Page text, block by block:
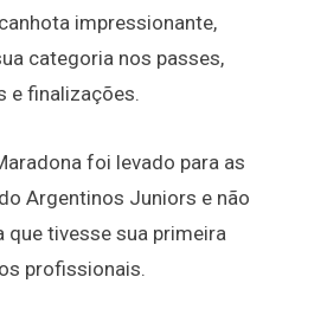
impressionante,
categoria nos passes,
e finalizações.
foi levado para as
Argentinos Juniors e não
que tivesse sua primeira
profissionais.